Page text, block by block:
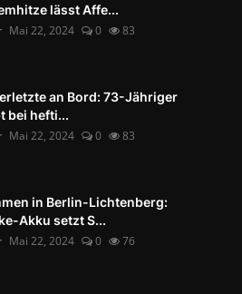
lässt Affe...
Mai 22, 2024 0 83
an Bord: 73-Jähriger
bei hefti...
Mai 22, 2024 0 83
in Berlin-Lichtenberg:
Akku setzt S...
Mai 22, 2024 0 76